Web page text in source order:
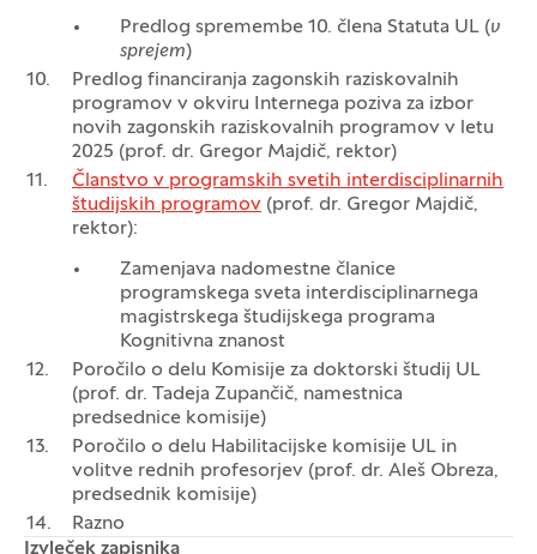
Predlog spremembe 10. člena Statuta UL (v
sprejem)
Predlog financiranja zagonskih raziskovalnih
programov v okviru Internega poziva za izbor
novih zagonskih raziskovalnih programov v letu
2025 (prof. dr. Gregor Majdič, rektor)
Članstvo v programskih svetih interdisciplinarnih
študijskih programov (prof. dr. Gregor Majdič,
rektor):
Zamenjava nadomestne članice
programskega sveta interdisciplinarnega
magistrskega študijskega programa
Kognitivna znanost
Poročilo o delu Komisije za doktorski študij UL
(prof. dr. Tadeja Zupančič, namestnica
predsednice komisije)
Poročilo o delu Habilitacijske komisije UL in
volitve rednih profesorjev (prof. dr. Aleš Obreza,
predsednik komisije)
Razno
Izvleček zapisnika